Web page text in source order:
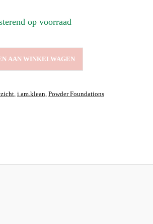
op voorraad
AAN WINKELWAGEN
, i.am.klean, Powder Foundations